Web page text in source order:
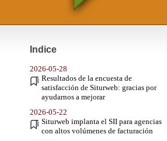
Indice
2026-05-28
Resultados de la encuesta de
satisfacción de Siturweb: gracias por
ayudarnos a mejorar
2026-05-22
Siturweb implanta el SII para agencias
con altos volúmenes de facturación